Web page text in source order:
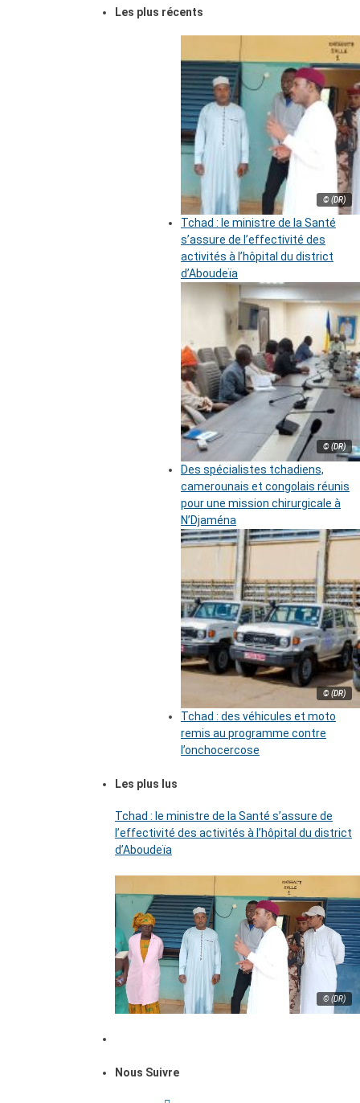
Les plus récents
© (DR)
Tchad : le ministre de la Santé
s’assure de l’effectivité des
activités à l’hôpital du district
d’Aboudeïa
© (DR)
Des spécialistes tchadiens,
camerounais et congolais réunis
pour une mission chirurgicale à
N’Djaména
© (DR)
Tchad : des véhicules et moto
remis au programme contre
l’onchocercose
Les plus lus
Tchad : le ministre de la Santé s’assure de
l’effectivité des activités à l’hôpital du district
d’Aboudeïa
© (DR)
Nous Suivre